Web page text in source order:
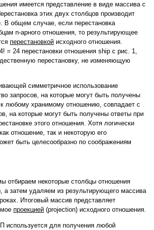
имеется представление в виде массива с
этих двух столбцов производит
В общем случае, если перестановка
n-арного отношения, то результирующее
перестановкой исходного отношения.
= 24 перестановки отношения ship с рис. 1,
перестановку, не изменяющую
симметричное использование
запросов, на которые могут быть получены
любому хранимому отношению, совпадает с
на которые могут быть получены ответы при
этого отношения. Хотя логически
отношение, так и некоторую его
быть целесообразно по соображениям
отбираем некоторые столбцы отношения
а затем удаляем из результирующего массива
Итоговый массив представляет
проекцией (projection) исходного отношения.
используется для получения любой